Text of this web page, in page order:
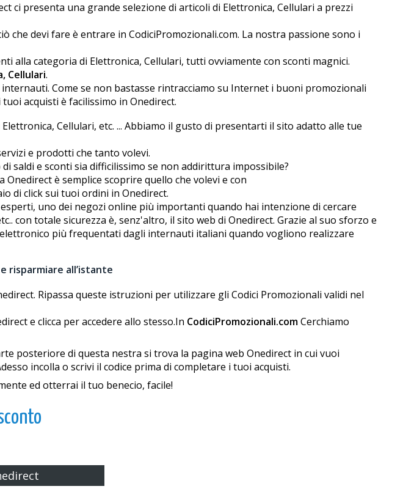
ci presenta una grande selezione di articoli di Elettronica, Cellulari a prezzi
che devi fare è entrare in CodiciPromozionali.com. La nostra passione sono i
categoria di Elettronica, Cellulari, tutti ovviamente con sconti magnifici.
Cellulari.
Come se non bastasse rintracciamo su Internet i buoni promozionali
acquisti è facilissimo in Onedirect.
Cellulari, etc. ... Abbiamo il gusto di presentarti il sito adatto alle tue
e prodotti che tanto volevi.
saldi e sconti sia difficilissimo se non addirittura impossibile?
è semplice scoprire quello che volevi e con
di click sui tuoi ordini in Onedirect.
uno dei negozi online più importanti quando hai intenzione di cercare
con totale sicurezza è, senz'altro, il sito web di Onedirect. Grazie al suo sforzo e
più frequentati dagli internauti italiani quando vogliono realizzare
risparmiare all’istante
Ripassa queste istruzioni per utilizzare gli Codici Promozionali validi nel
e clicca per accedere allo stesso.In CodiciPromozionali.comCerchiamo
posteriore di questa finestra si trova la pagina web Onedirect in cui vuoi
incolla o scrivi il codice prima di completare i tuoi acquisti.
ed otterrai il tuo beneficio, facile!